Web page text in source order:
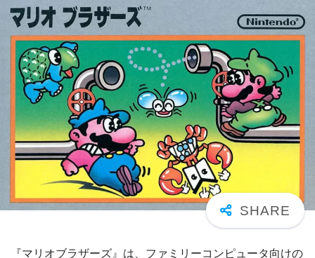
『マリオブラザーズ』は、ファミリーコンピュータ向けの